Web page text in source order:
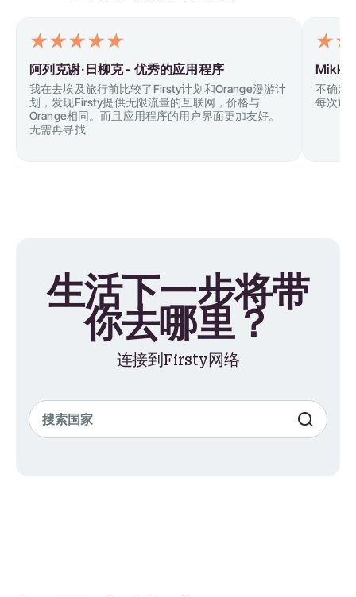
阿列克谢·日柳克 - 优秀的应用程序
我在去埃及旅行前比较了Firsty计划和Orange漫游计
划，发现Firsty提供无限流量的互联网，价格与
Orange相同。而且应用程序的用户界面更加友好。
无需再寻找
不确定
每次旅
生活下一步将带
你去哪里？
连接到Firsty网络